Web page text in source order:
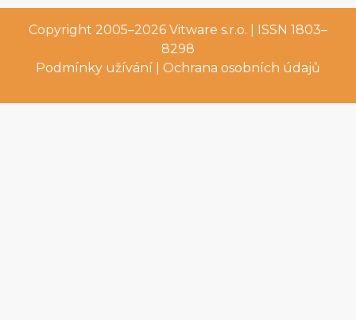
Copyright 2005–2026 Vitware s.r.o. | ISSN 1803–
8298
Podmínky užívání
Ochrana osobních údajů